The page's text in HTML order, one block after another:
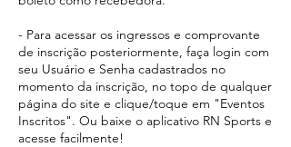
- Para acessar os ingressos e comprovante
de inscrição posteriormente, faça login com
seu Usuário e Senha cadastrados no
momento da inscrição, no topo de qualquer
página do site e clique/toque em "Eventos
Inscritos". Ou baixe o aplicativo RN Sports e
acesse facilmente!